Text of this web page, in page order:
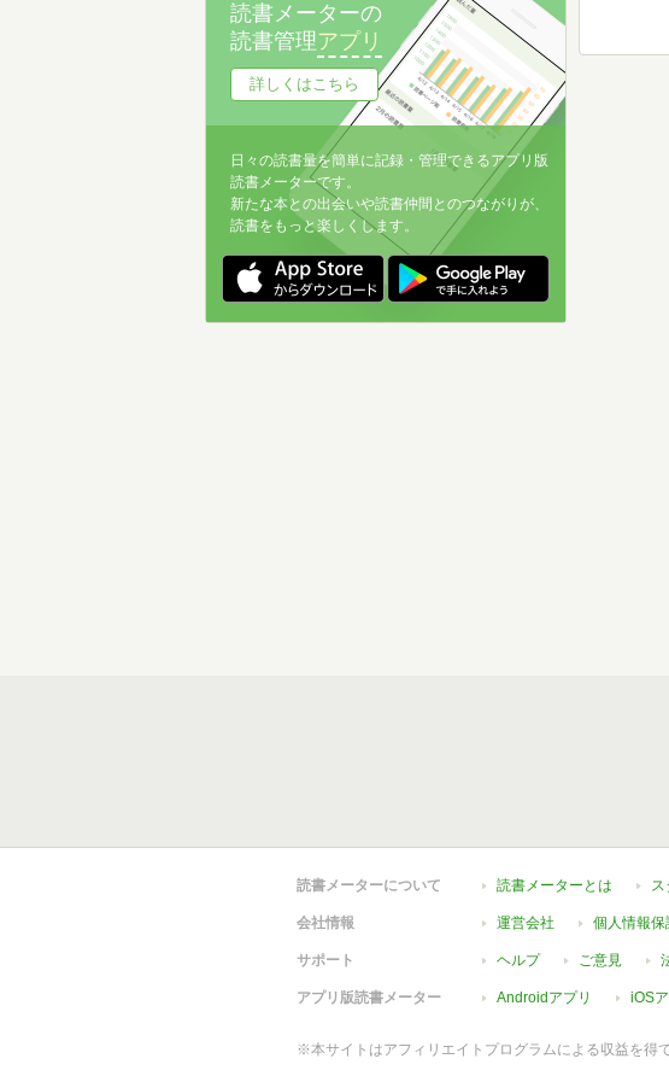
読書メーターの
読書管理アプリ
詳しくはこちら
日々の読書量を簡単に記録・管理できるアプリ版
読書メーターです。
新たな本との出会いや読書仲間とのつながりが、
読書をもっと楽しくします。
読書メーターについて 読書メーターとは ス
会社情報 運営会社 個人情報
サポート ヘルプ ご意見
アプリ版読書メーター Androidアプリ iOS
※本サイトはアフィリエイトプログラムによる収益を得